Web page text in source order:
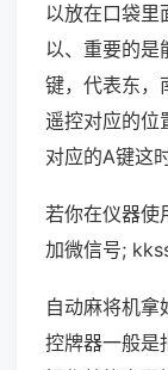
以放在口袋里
以、重要的是
键，代表东，
遥控对应的位
对应的A键这
若你在仪器使
加微信号;
自动麻将机拿
控牌器一般是